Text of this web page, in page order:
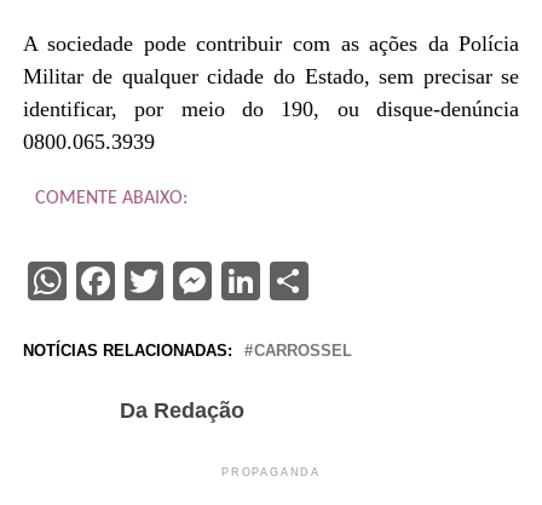
A sociedade pode contribuir com as ações da Polícia
Militar de qualquer cidade do Estado, sem precisar se
identificar, por meio do 190, ou disque-denúncia
0800.065.3939
COMENTE ABAIXO:
WhatsApp
Facebook
Twitter
Messenger
LinkedIn
Share
NOTÍCIAS RELACIONADAS: CARROSSEL
Da Redação
PROPAGANDA